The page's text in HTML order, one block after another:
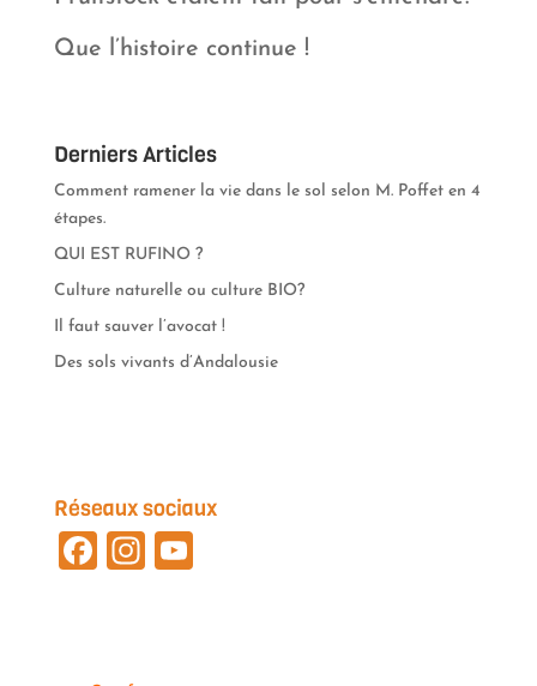
Que l’histoire continue !
Derniers Articles
Comment ramener la vie dans le sol selon M. Poffet en 4
étapes.
QUI EST RUFINO ?
Culture naturelle ou culture BIO?
Il faut sauver l’avocat !
Des sols vivants d’Andalousie
Réseaux sociaux
F
In